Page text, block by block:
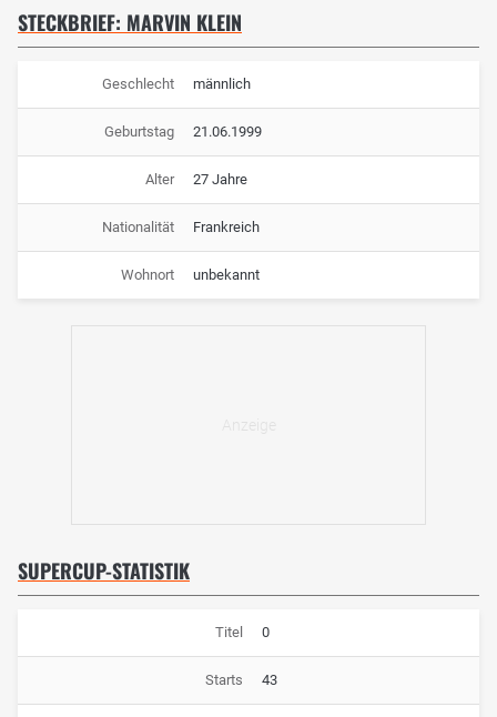
STECKBRIEF: MARVIN KLEIN
Geschlecht männlich
Geburtstag 21.06.1999
Alter 27 Jahre
Nationalität Frankreich
Wohnort unbekannt
SUPERCUP-STATISTIK
Titel 0
Starts 43